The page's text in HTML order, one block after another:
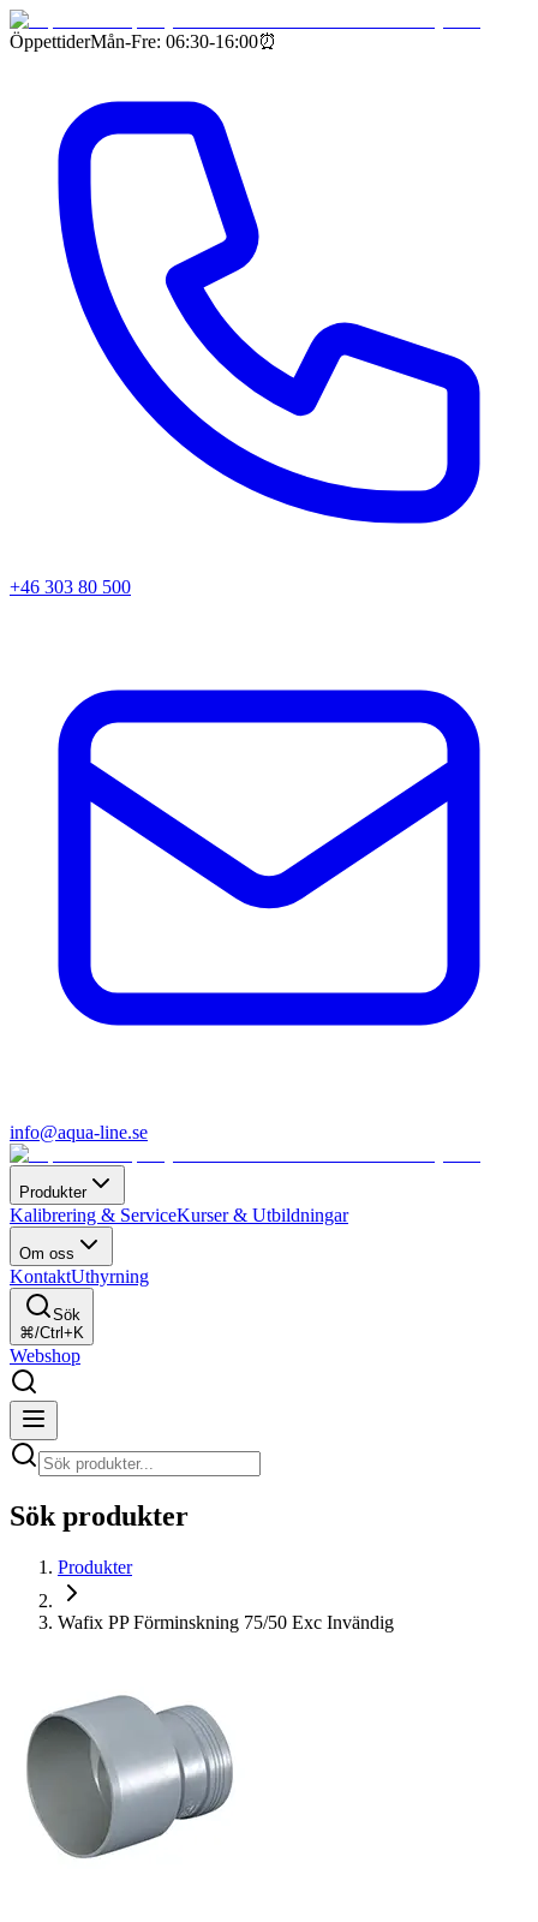
ÖppettiderMån-Fre: 06:30-16:00⏰
+46 303 80 500
info@aqua-line.se
Produkter
Kalibrering & ServiceKurser & Utbildningar
Om oss
KontaktUthyrning
Sök
⌘/Ctrl+K
Webshop
Sök produkter
Produkter
Wafix PP Förminskning 75/50 Exc Invändig